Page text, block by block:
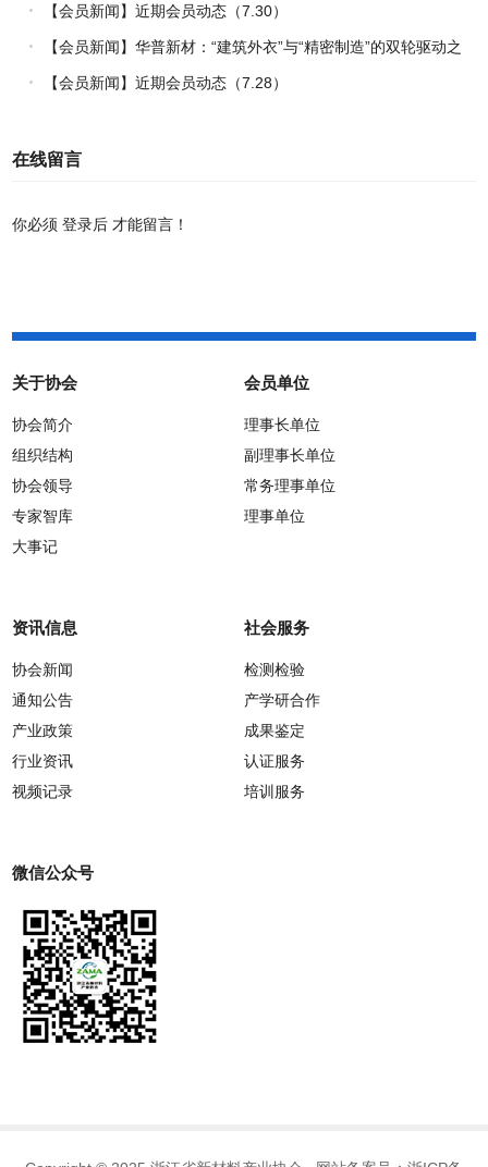
【会员新闻】近期会员动态（7.30）
【会员新闻】华普新材：“建筑外衣”与“精密制造”的双轮驱动之
路
【会员新闻】近期会员动态（7.28）
在线留言
你必须登录后 才能留言！
关于协会
协会简介
组织结构
协会领导
专家智库
大事记
会员单位
理事长单位
副理事长单位
常务理事单位
理事单位
资讯信息
协会新闻
通知公告
产业政策
行业资讯
视频记录
社会服务
检测检验
产学研合作
成果鉴定
认证服务
培训服务
微信公众号